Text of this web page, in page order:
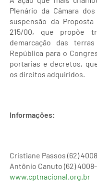
Plenário da Câmara
suspensão da Proposta
215/00, que propõe
demarcação das
República para o
portarias e decretos,
os direitos adquiridos.
Informações:
Cristiane Passos (62)
Antônio Canuto (62)
www.cptnacional.org.br